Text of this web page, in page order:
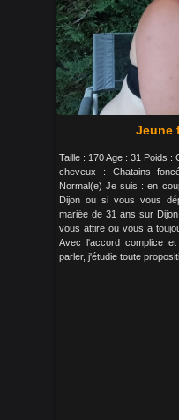
Jeune
Taille : 170 Age : 31 Poids
cheveux : Chatains
Normal(e) Je suis : en
Dijon ou si vous vous
mariée de 31 ans sur
vous attire ou vous a
Avec l'accord complice
parler, j'étudie toute